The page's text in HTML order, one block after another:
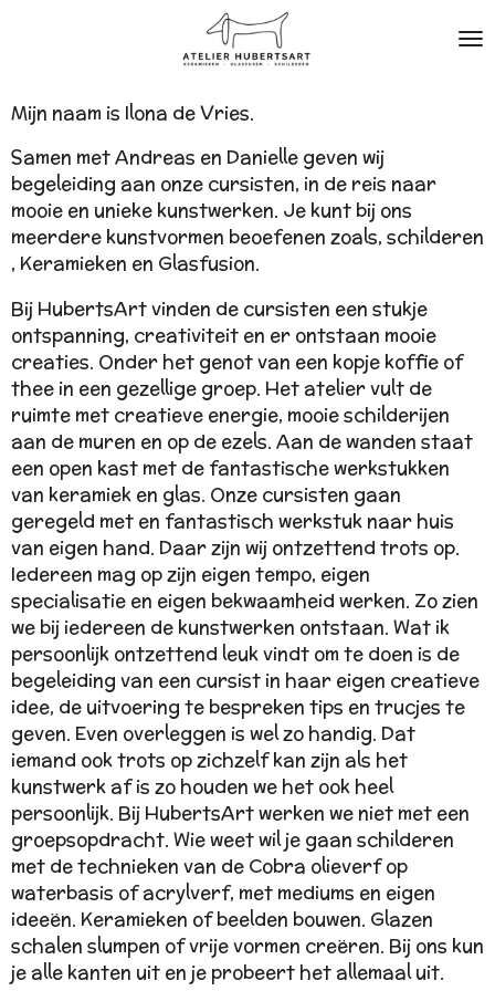
de
hoofdinhoud
Mijn naam is Ilona de Vries.
Samen met Andreas en Danielle geven wij
begeleiding aan onze cursisten, in de reis naar
mooie en unieke kunstwerken. Je kunt bij ons
meerdere kunstvormen beoefenen zoals, schilderen
, Keramieken en Glasfusion.
Bij HubertsArt vinden de cursisten een stukje
ontspanning, creativiteit en er ontstaan mooie
creaties. Onder het genot van een kopje koffie of
thee in een gezellige groep. Het atelier vult de
ruimte met creatieve energie, mooie schilderijen
aan de muren en op de ezels. Aan de wanden staat
een open kast met de fantastische werkstukken
van keramiek en glas. Onze cursisten gaan
geregeld met en fantastisch werkstuk naar huis
van eigen hand. Daar zijn wij ontzettend trots op.
Iedereen mag op zijn eigen tempo, eigen
specialisatie en eigen bekwaamheid werken. Zo zien
we bij iedereen de kunstwerken ontstaan. Wat ik
persoonlijk ontzettend leuk vindt om te doen is de
begeleiding van een cursist in haar eigen creatieve
idee, de uitvoering te bespreken tips en trucjes te
geven. Even overleggen is wel zo handig. Dat
iemand ook trots op zichzelf kan zijn als het
kunstwerk af is zo houden we het ook heel
persoonlijk. Bij HubertsArt werken we niet met een
groepsopdracht. Wie weet wil je gaan schilderen
met de technieken van de Cobra olieverf op
waterbasis of acrylverf, met mediums en eigen
ideeën. Keramieken of beelden bouwen. Glazen
schalen slumpen of vrije vormen creëren. Bij ons kun
je alle kanten uit en je probeert het allemaal uit.